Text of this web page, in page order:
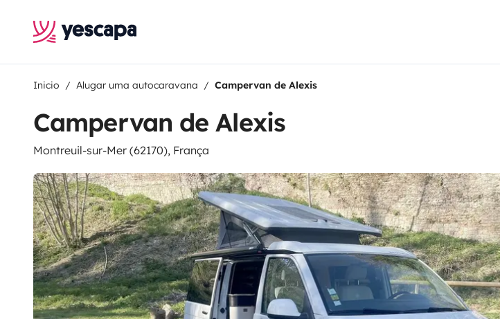
Inicio Alugar uma autocaravana Campervan de Alexis
Campervan de Alexis
Montreuil-sur-Mer (62170), França